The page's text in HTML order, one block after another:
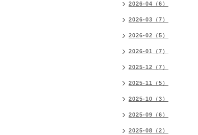
2026-04（6）
2026-03（7）
2026-02（5）
2026-01（7）
2025-12（7）
2025-11（5）
2025-10（3）
2025-09（6）
2025-08（2）